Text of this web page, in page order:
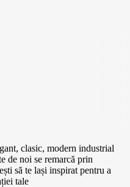
clasic, modern industrial
de noi se remarcă prin
să te lași inspirat pentru a
tale